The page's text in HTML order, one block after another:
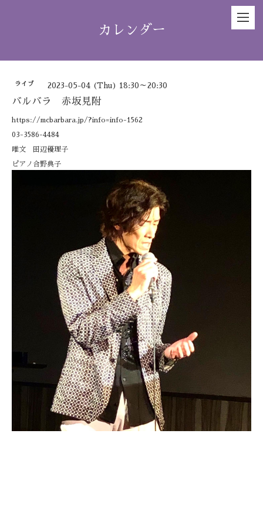
カレンダー
ライブ 2023-05-04 (Thu) 18:30～20:30
バルバラ 赤坂見附
https://mcbarbara.jp/?info=info-1562
03-3586-4484
唯文 田辺優理子
ピアノ合野典子